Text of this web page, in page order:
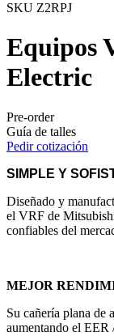
SKU Z2RPJ
Equipos
Electric
Pre-order
Guía de talles
Pedir cotización
SIMPLE Y
Diseñado y
el VRF de
confiables del
MEJOR
Su cañería plana de
aumentando el EER